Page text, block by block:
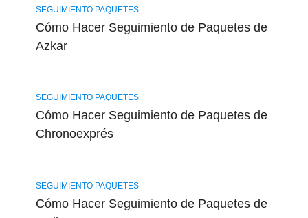
SEGUIMIENTO PAQUETES
Cómo Hacer Seguimiento de Paquetes de
Azkar
SEGUIMIENTO PAQUETES
Cómo Hacer Seguimiento de Paquetes de
Chronoexprés
SEGUIMIENTO PAQUETES
Cómo Hacer Seguimiento de Paquetes de